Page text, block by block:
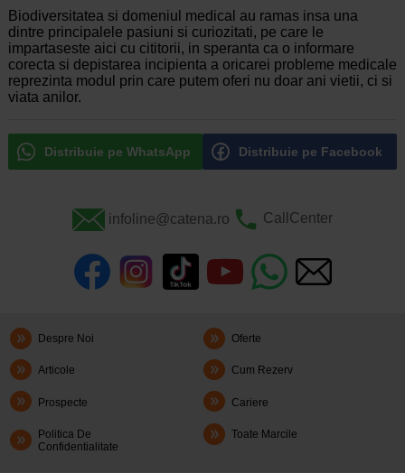
Biodiversitatea si domeniul medical au ramas insa una
dintre principalele pasiuni si curiozitati, pe care le
impartaseste aici cu cititorii, in speranta ca o informare
corecta si depistarea incipienta a oricarei probleme medicale
reprezinta modul prin care putem oferi nu doar ani vietii, ci si
viata anilor.
Distribuie pe WhatsApp Distribuie pe Facebook
infoline@catena.ro CallCenter
Despre Noi Oferte
Articole Cum Rezerv
Prospecte Cariere
Politica De
Confidentialitate
Toate Marcile